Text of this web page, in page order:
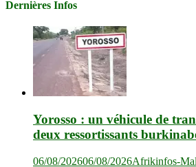
Dernières Infos
Yorosso : un véhicule de
deux ressortissants
06/08/202606/08/2026Afrikinfos-